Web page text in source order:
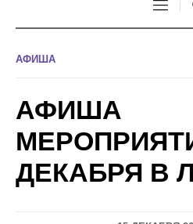
АФИША
АФИША
ДЕКАБРЯ В